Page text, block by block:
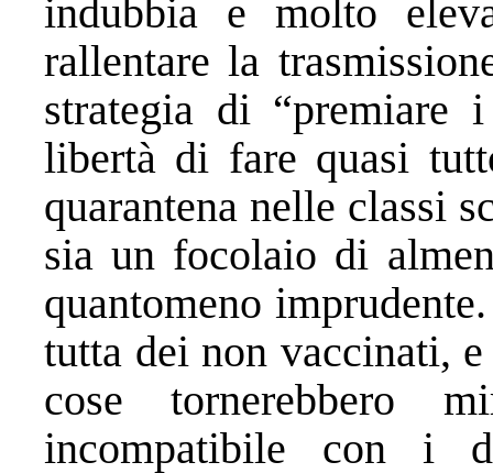
indubbia e molto
rallentare la
strategia di “premiare
libertà di fare quasi
quarantena nelle classi
sia un focolaio di
quantomeno
tutta dei non vaccinati,
cose tornerebbero
incompatibile con i